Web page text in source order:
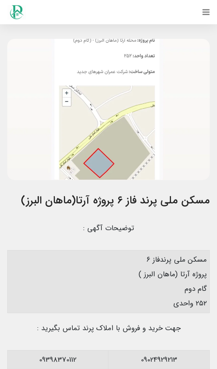
مسکن ملی پرند فاز ۶ پروژه آرتا(ماهان البرز)
توضیحات آگهی :
مسکن ملی پرندفاز ۶
پروژه آرتا (ماهان البرز )
گام دوم
۲۵۲ واحدی
جهت خرید و فروش با املاک پرند تماس بگیرید :
09024929213
09398370112